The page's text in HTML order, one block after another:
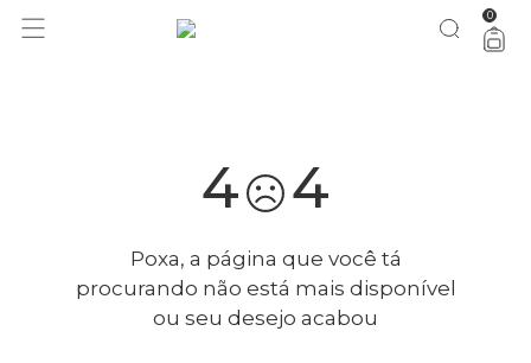
você merece 30% OFF pra comemorar com a gente aproveita! 0
4 4
Poxa, a página que você tá
procurando não está mais disponível
ou seu desejo acabou